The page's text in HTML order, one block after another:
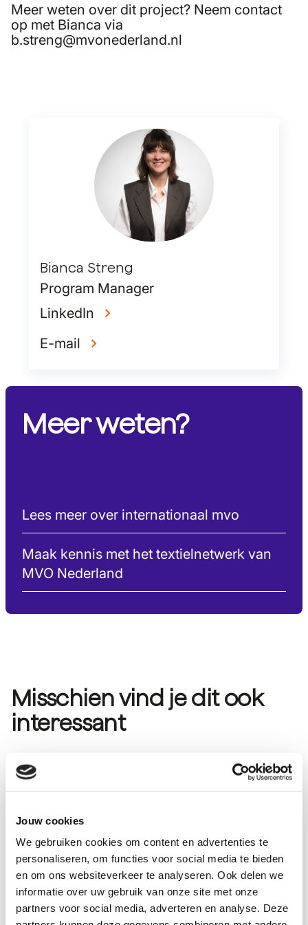
Jouw cookies
We gebruiken cookies om content en advertenties te
personaliseren, om functies voor social media te bieden
en om ons websiteverkeer te analyseren. Ook delen we
informatie over uw gebruik van onze site met onze
partners voor social media, adverteren en analyse. Deze
Meer weten over dit project? Neem contact
op met Bianca via
b.streng@mvonederland.nl
Bianca Streng
Program Manager
LinkedIn
E-mail
Meer weten?
Lees meer over internationaal mvo
Maak kennis met het textielnetwerk van
MVO Nederland
Misschien vind je dit ook
interessant